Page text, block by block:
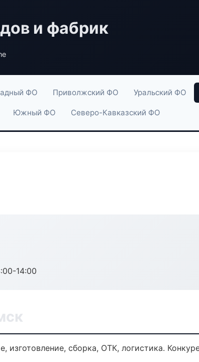
и фабрик
ФО Приволжский ФО Уральский ФО
Южный ФО Северо-Кавказский ФО
14:00
изготовление, сборка, ОТК, логистика.